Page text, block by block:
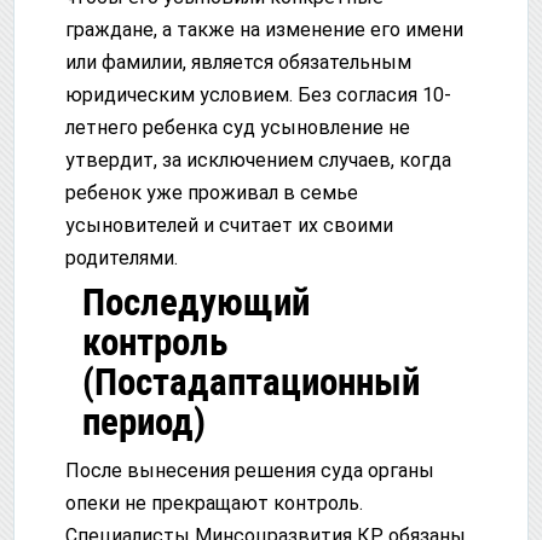
граждане, а также на изменение его имени
или фамилии, является обязательным
юридическим условием. Без согласия 10-
летнего ребенка суд усыновление не
утвердит, за исключением случаев, когда
ребенок уже проживал в семье
усыновителей и считает их своими
родителями.
Последующий
контроль
(Постадаптационный
период)
После вынесения решения суда органы
опеки не прекращают контроль.